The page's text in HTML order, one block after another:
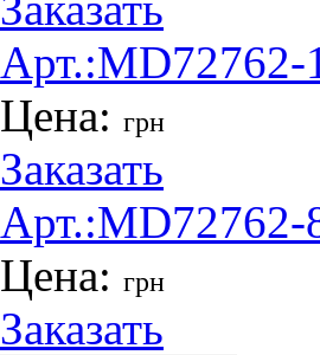
Арт.:MD72762-
Цена: грн
Заказать
Арт.:MD72762-
Цена: грн
Заказать